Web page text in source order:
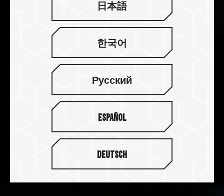
2mm 두께의 방열판으로 완벽한
방열 효과
T-FORCE XTREEM DDR5는 2mm 두께의 알루미늄
합금 방열판을 사용하여 품질과 열용량을 동시에 향
상시키며 열전도율이 높은 열전도 실리콘을 첨가하
여 PMIC의 방열 효과를 강화하며 내산성, 내식성,
녹 방지 및 비전도성 양극 표면 처리로 완벽한 방열
효과를 얻을 수 있습니다.
日本語
한국어
Русский
Español
Deutsch